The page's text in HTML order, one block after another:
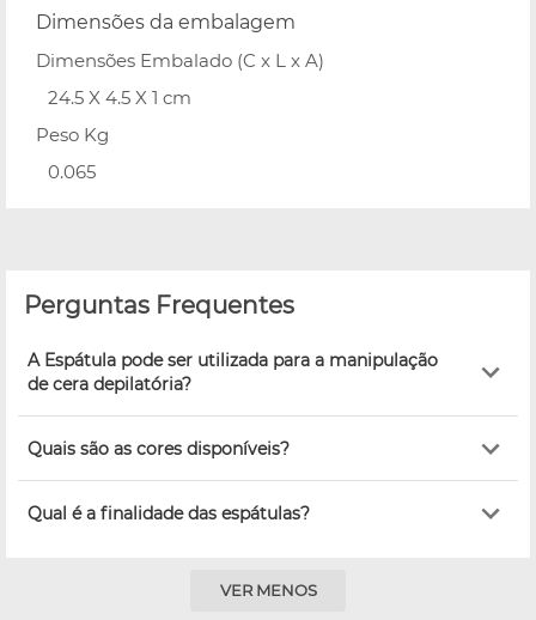
Dimensões da embalagem
Dimensões Embalado (C x L x A)
24.5 X 4.5 X 1 cm
Peso Kg
0.065
Perguntas Frequentes
A Espátula pode ser utilizada para a manipulação
de cera depilatória?
Quais são as cores disponíveis?
Qual é a finalidade das espátulas?
VER MENOS